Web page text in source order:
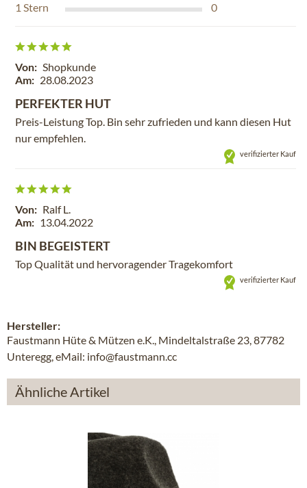
1 Stern 0
Von: Shopkunde
Am: 28.08.2023
PERFEKTER HUT
Preis-Leistung Top. Bin sehr zufrieden und kann diesen Hut
nur empfehlen.
verifizierter Kauf
Von: Ralf L.
Am: 13.04.2022
BIN BEGEISTERT
Top Qualität und hervoragender Tragekomfort
verifizierter Kauf
Hersteller:
Faustmann Hüte & Mützen e.K., Mindeltalstraße 23, 87782
Unteregg, eMail: info@faustmann.cc
Ähnliche Artikel